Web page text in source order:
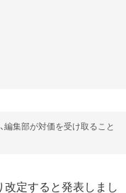
編集部が対価を受け取ること
改定すると発表しまし